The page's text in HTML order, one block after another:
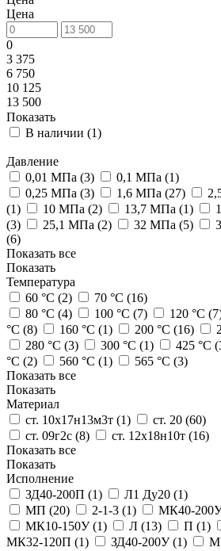
Цена
0
3 375
6 750
10 125
13 500
Показать
В наличии (1)
Давление
0,01 МПа (3) 0,1 МПа (1)
0,25 МПа (3) 1,6 МПа (27)
(1) 10 МПа (2) 13,7 МПа (1)
(3) 25,1 МПа (2) 32 МПа (5)
(6)
Показать все
Показать
Температура
60 °C (2) 70 °C (16)
80 °C (4) 100 °C (7) 120 °C (7
°C (8) 160 °C (1) 200 °C (16)
280 °C (3) 300 °C (1) 425 °C (
°C (2) 560 °C (1) 565 °C (3)
Показать все
Показать
Материал
ст. 10х17н13м3т (1) ст. 20 (60)
ст. 09г2с (8) ст. 12х18н10т (16)
Показать все
Показать
Исполнение
ЗД40-200П (1) Л1 Ду20 (1)
МП (20) 2-1-3 (1) МК40-
МК10-150У (1) Л (13) П (1)
МК32-120П (1) ЗД40-200У (1)